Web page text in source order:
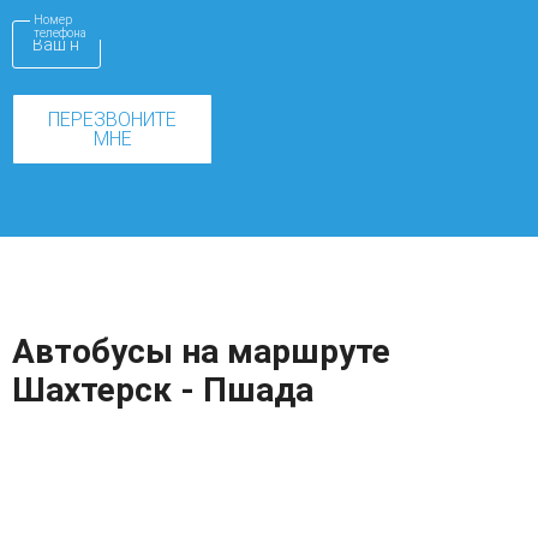
Номер
телефона
ПЕРЕЗВОНИТЕ
МНЕ
Автобусы на маршруте
Шахтерск - Пшада